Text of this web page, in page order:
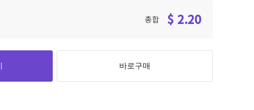
총합 $ 2.20
바로구매